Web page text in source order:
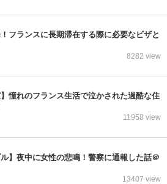
フランスに長期滞在する際に必要なビザと
8282 view
】憧れのフランス生活で泣かされた過酷な住
11958 view
ル】夜中に女性の悲鳴！警察に通報した話＠
13407 view